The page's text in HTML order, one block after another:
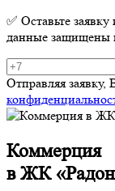
✅ Оставьте
данные защищены
Отправляя
Коммерция
в ЖК